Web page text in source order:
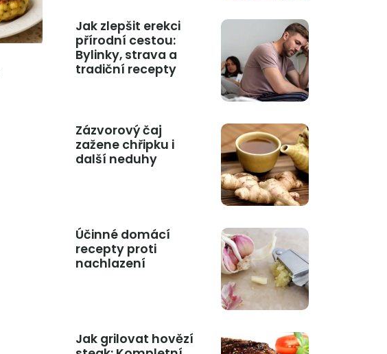
Jak zlepšit erekci
přírodní cestou:
Bylinky, strava a
tradiční recepty
Zázvorový čaj
zažene chřipku i
další neduhy
Účinné domácí
recepty proti
nachlazení
Jak grilovat hovězí